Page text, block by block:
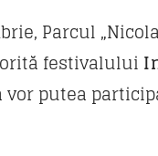
Parcul
festivalului
putea